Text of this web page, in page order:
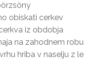
obiskati cerkev
iz obdobja
na zahodnem robu
hriba v naselju z le